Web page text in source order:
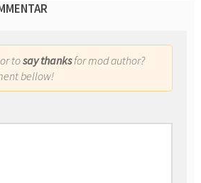
or tosay thanksfor mod author?
bellow!